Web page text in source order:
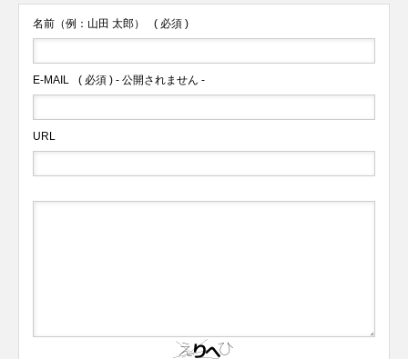
名前（例：山田 太郎） ( 必須 )
E-MAIL ( 必須 ) - 公開されません -
URL